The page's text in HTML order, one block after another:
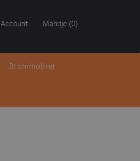
Account Mandje (0)
Brommobiel